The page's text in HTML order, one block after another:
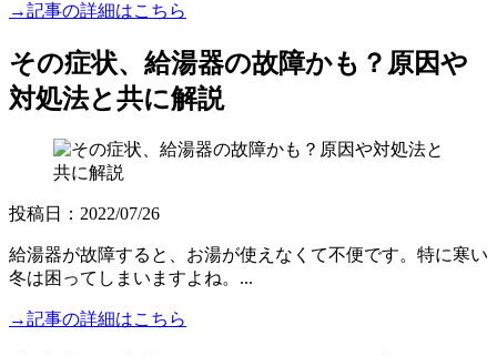
→記事の詳細はこちら
その症状、給湯器の故障かも？原因や
対処法と共に解説
投稿日：2022/07/26
給湯器が故障すると、お湯が使えなくて不便です。特に寒い
冬は困ってしまいますよね。...
→記事の詳細はこちら